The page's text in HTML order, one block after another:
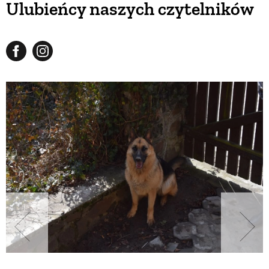
Ulubieńcy naszych czytelników
WARZYWA I OWOCE
ROŚLINY OGRODOWE
PORADY
ZIELEŃ W DOMU